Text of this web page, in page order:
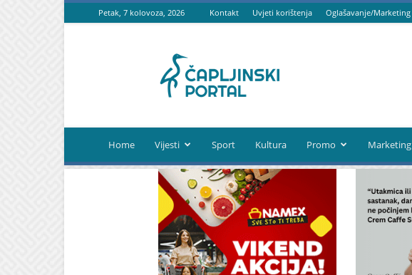
Petak, 7 kolovoza, 2026 Kontakt Uvjeti korištenja Oglašavanje/Marketing
portal
Home Vijesti Sport Kultura Promo Marketing